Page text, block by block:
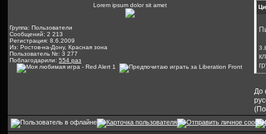
Lorem ipsum dolor sit amet
Группа: Пользователи
Сообщений: 2 213
Регистрация: 8.6.2009
Из: Ростов-на-Дону, Красная зона
Пользователь №: 3 277
Поблагодарили: 554 раз
До